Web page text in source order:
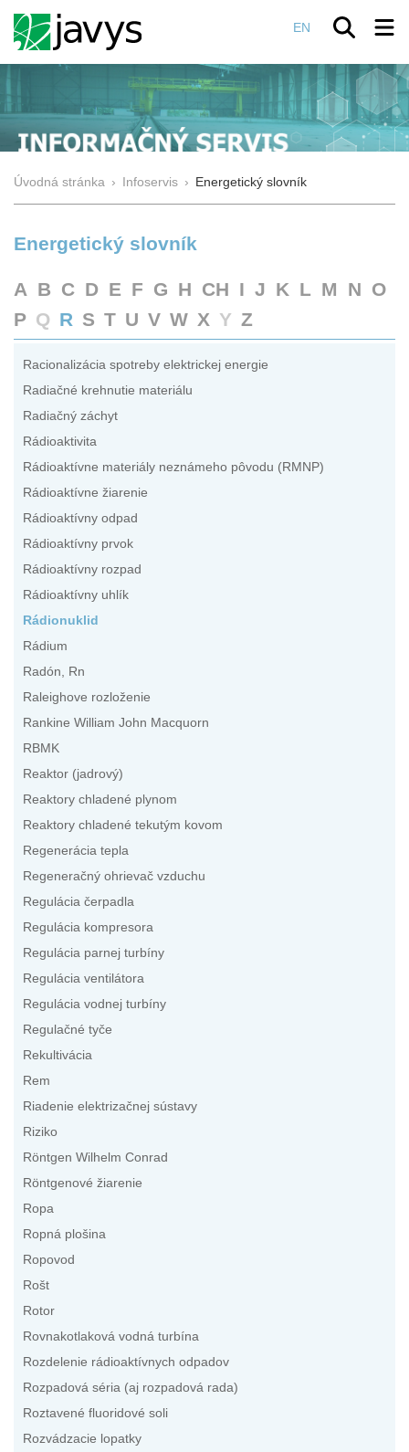
EN
Úvodná stránka › Infoservis › Energetický slovník
Energetický slovník
A B C D E F G H CH I J K L M N O
P Q R S T U V W X Y Z
Racionalizácia spotreby elektrickej energie
Radiačné krehnutie materiálu
Radiačný záchyt
Rádioaktivita
Rádioaktívne materiály neznámeho pôvodu (RMNP)
Rádioaktívne žiarenie
Rádioaktívny odpad
Rádioaktívny prvok
Rádioaktívny rozpad
Rádioaktívny uhlík
Rádionuklid
Rádium
Radón, Rn
Raleighove rozloženie
Rankine William John Macquorn
RBMK
Reaktor (jadrový)
Reaktory chladené plynom
Reaktory chladené tekutým kovom
Regenerácia tepla
Regeneračný ohrievač vzduchu
Regulácia čerpadla
Regulácia kompresora
Regulácia parnej turbíny
Regulácia ventilátora
Regulácia vodnej turbíny
Regulačné tyče
Rekultivácia
Rem
Riadenie elektrizačnej sústavy
Riziko
Röntgen Wilhelm Conrad
Röntgenové žiarenie
Ropa
Ropná plošina
Ropovod
Rošt
Rotor
Rovnakotlaková vodná turbína
Rozdelenie rádioaktívnych odpadov
Rozpadová séria (aj rozpadová rada)
Roztavené fluoridové soli
Rozvádzacie lopatky